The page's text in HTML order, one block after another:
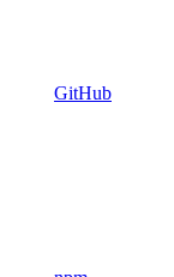
GitHub